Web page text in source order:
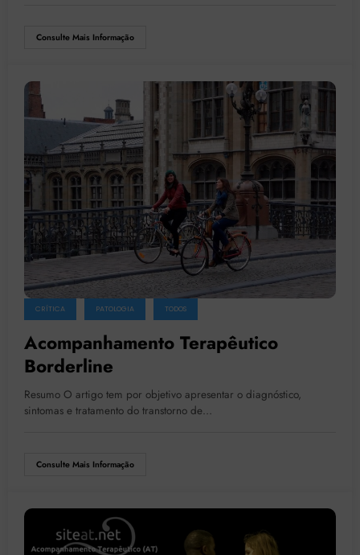
Consulte Mais Informação
CRÍTICA PATOLOGIA TODOS
Acompanhamento Terapêutico
Borderline
Resumo O artigo tem por objetivo apresentar o diagnóstico,
sintomas e tratamento do transtorno de…
Consulte Mais Informação